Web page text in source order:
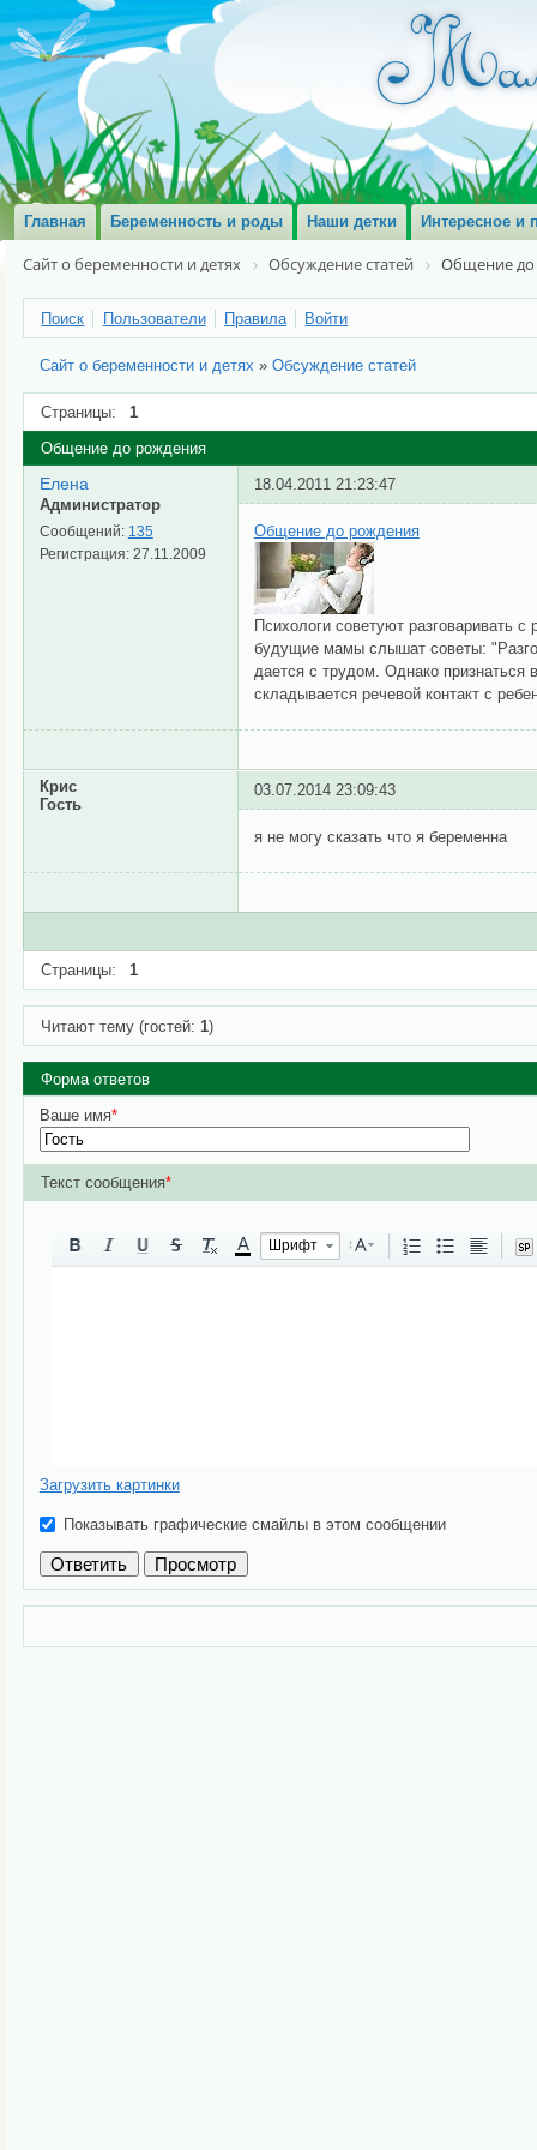
Главная Беременность и роды Наши детки Интересное и
Сайт о беременности и детях Обсуждение статей Общение
Поиск Пользователи Правила Войти
Сайт о беременности и детях »Обсуждение статей
Страницы: 1
Общение до рождения
Елена
Администратор
Сообщений: 135
Регистрация: 27.11.2009
18.04.2011 21:23:47
Общение до рождения
Психологи советуют разговаривать
будущие мамы слышат советы:
дается с трудом. Однако признаться
складывается речевой контакт с
Крис
Гость
03.07.2014 23:09:43
я не могу сказать что я беременна
Страницы: 1
Читают тему (гостей: 1)
Форма ответов
Ваше имя*
Текст сообщения*
A Шрифт
Загрузить картинки
Показывать графические смайлы в этом сообщении